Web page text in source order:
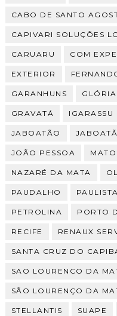
CABO DE SANTO
CAPIVARI SOLUÇÕES
CARUARU COM
EXTERIOR
GARANHUNS
GRAVATÁ IGARASSU
JABOATÃO
JOÃO PESSOA
NAZARÉ DA MATA
PAUDALHO PAULISTA
PETROLINA PORTO
RECIFE RENAUX
SANTA CRUZ DO
SAO LOURENCO DA
SÃO LOURENÇO DA
STELLANTIS SUAPE